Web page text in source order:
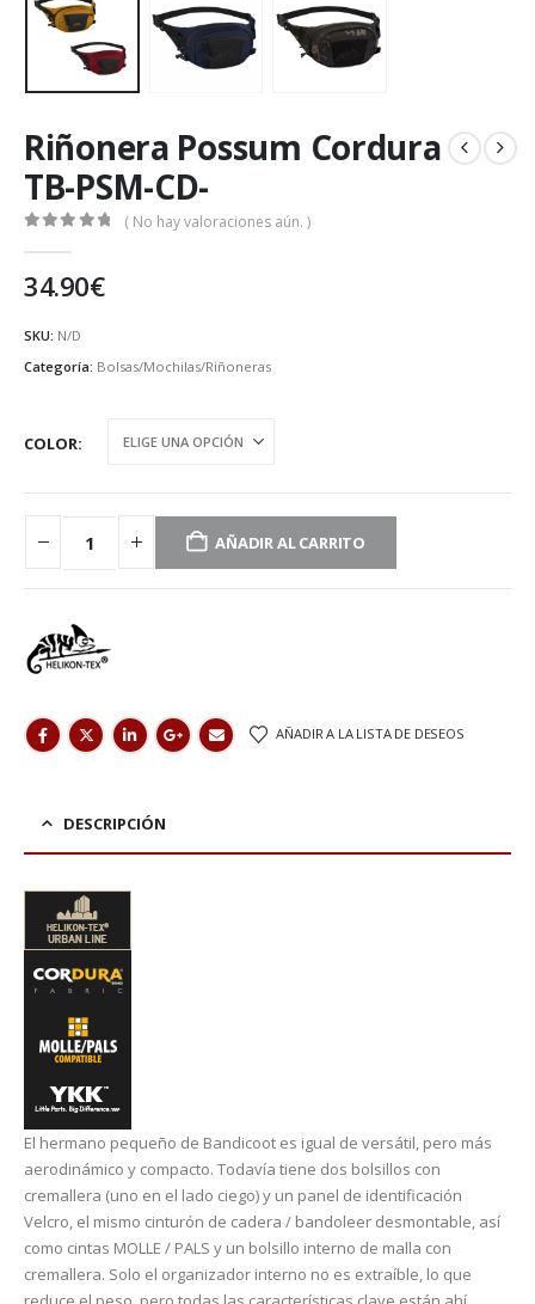
Riñonera Possum Cordura
TB-PSM-CD-
( No hay valoraciones aún. )
34.90€
SKU: N/D
Categoría: Bolsas/Mochilas/Riñoneras
COLOR
AÑADIR AL CARRITO
AÑADIR A LA LISTA DE DESEOS
DESCRIPCIÓN
El hermano pequeño de Bandicoot es igual de versátil, pero más
aerodinámico y compacto. Todavía tiene dos bolsillos con
cremallera (uno en el lado ciego) y un panel de identificación
Velcro, el mismo cinturón de cadera / bandoleer desmontable, así
como cintas MOLLE / PALS y un bolsillo interno de malla con
cremallera. Solo el organizador interno no es extraíble, lo que